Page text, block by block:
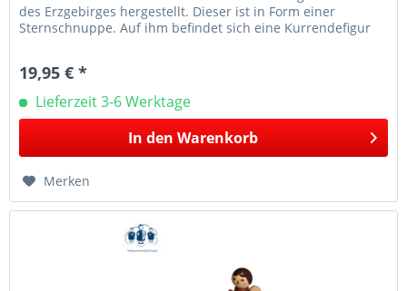
des Erzgebirges hergestellt. Dieser ist in Form einer
Sternschnuppe. Auf ihm befindet sich eine Kurrendefigur
19,95 € *
Lieferzeit 3-6 Werktage
In den Warenkorb
Merken